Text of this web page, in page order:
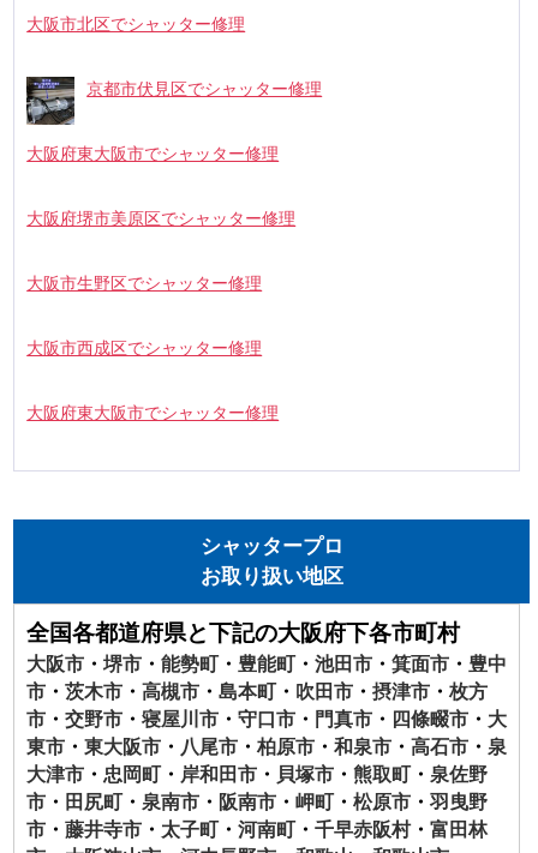
大阪市北区でシャッター修理
京都市伏見区でシャッター修理
大阪府東大阪市でシャッター修理
大阪府堺市美原区でシャッター修理
大阪市生野区でシャッター修理
大阪市西成区でシャッター修理
大阪府東大阪市でシャッター修理
シャッタープロ
お取り扱い地区
全国各都道府県と下記の大阪府下各市町村
大阪市 ・堺市 ・能勢町 ・ 豊能町 ・池田市 ・箕面市 ・ 豊中
市 ・茨木市 ・高槻市 ・島本町 ・ 吹田市 ・摂津市 ・枚方
市 ・交野市 ・寝屋川市 ・守口市 ・ 門真市 ・ 四條畷市 ・ 大
東市 ・東大阪市 ・ 八尾市 ・柏原市 ・和泉市 ・高石市 ・ 泉
大津市 ・ 忠岡町 ・ 岸和田市 ・ 貝塚市 ・熊取町 ・ 泉佐野
市 ・ 田尻町 ・ 泉南市 ・ 阪南市 ・岬町 ・松原市 ・羽曳野
市 ・藤井寺市 ・ 太子町 ・河南町 ・千早赤阪村・富田林